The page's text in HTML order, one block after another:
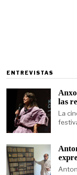
ENTREVISTAS
las
La